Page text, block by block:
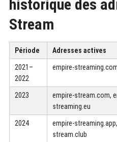
historique des
Stream
Période Adresses actives
2021–
2022
empire-
2023
empire-stream.com,
streaming.eu
2024
empire-
stream.club